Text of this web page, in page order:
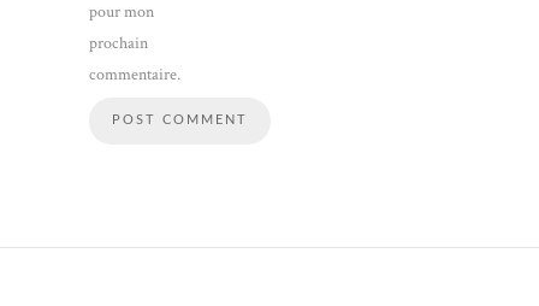
pour mon
prochain
commentaire.